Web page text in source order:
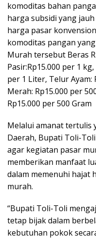
komoditas bahan
harga subsidi yang
harga pasar
komoditas pangan
Murah tersebut Beras
Pasir:Rp15.000 per 1 kg,
per 1 Liter, Telur Ayam:
Merah: Rp15.000 per
Rp15.000 per 500 Gram
Melalui amanat tertulis
Daerah, Bupati Toli-
agar kegiatan pasar
memberikan manfaat
dalam memenuhi hajat
murah.
“Bupati Toli-Toli
tetap bijak dalam
kebutuhan pokok